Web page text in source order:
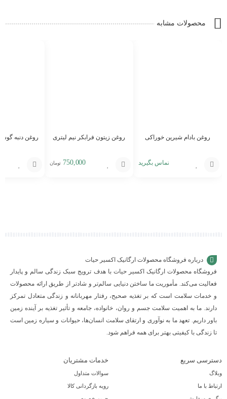
محصولات مشابه
روغن بادام شیرین خوراکی
تماس بگیرید
روغن زیتون فرابکر نیم لیتری
750,000 تومان
روغن دنبه
درباره فروشگاه محصولات ارگانیک اکسیر حیات
فروشگاه محصولات ارگانیک اکسیر حیات با هدف ترویج سبک زندگی سالم و پایدار
فعالیت می‌کند. مأموریت ما ساختن دنیایی سالم‌تر و شادتر از طریق ارائه محصولات
و خدمات سلامت است که بر تغذیه صحیح، رفتار مهربانانه و زندگی متعادل تمرکز
دارند. ما به اهمیت سلامت جسم و روان، خانواده، جامعه و تأثیر تغذیه بر آینده زمین
باور داریم. تعهد ما به نوآوری و ارتقای سلامت انسان‌ها، حیوانات و سیاره زمین است
تا زندگی با کیفیتی بهتر برای همه فراهم شود.
دسترسی سریع
وبلاگ
ارتباط با ما
خدمات مشتریان
سوالات متداول
رویه بازگردانی کالا